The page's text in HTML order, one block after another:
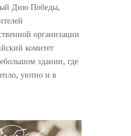
Дню Победы,
организации
комитет
здании, где
уютно и в